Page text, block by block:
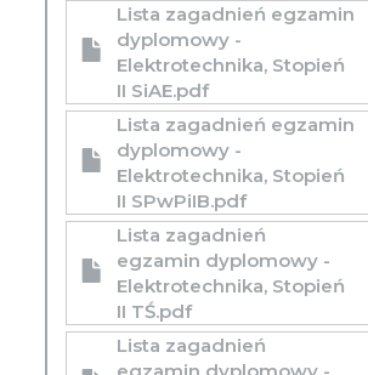
Lista zagadnień egzamin
dyplomowy -
Elektrotechnika, Stopień
II SiAE.pdf
Lista zagadnień egzamin
dyplomowy -
Elektrotechnika, Stopień
II SPwPiIB.pdf
Lista zagadnień
egzamin dyplomowy -
Elektrotechnika, Stopień
II TŚ.pdf
Lista zagadnień
egzamin dyplomowy -